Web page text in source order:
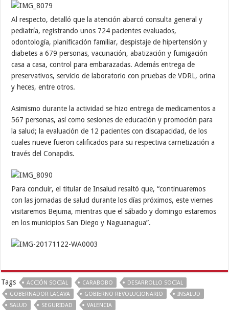
Al respecto, detalló que la atención abarcó consulta general y
pediatría, registrando unos 724 pacientes evaluados,
odontología, planificación familiar, despistaje de hipertensión y
diabetes a 679 personas, vacunación, abatización y fumigación
casa a casa, control para embarazadas. Además entrega de
preservativos, servicio de laboratorio con pruebas de VDRL, orina
y heces, entre otros.
Asimismo durante la actividad se hizo entrega de medicamentos a
567 personas, así como sesiones de educación y promoción para
la salud; la evaluación de 12 pacientes con discapacidad, de los
cuales nueve fueron calificados para su respectiva carnetización a
través del Conapdis.
Para concluir, el titular de Insalud resaltó que, “continuaremos
con las jornadas de salud durante los días próximos, este viernes
visitaremos Bejuma, mientras que el sábado y domingo estaremos
en los municipios San Diego y Naguanagua”.
Tags ACCIÓN SOCIAL CARABOBO
DESARROLLO SOCIAL
GOBERNADOR LACAVA
GOBIERNO REVOLUCIONARIO
INSALUD
SALUD
SEGURIDAD VALENCIA